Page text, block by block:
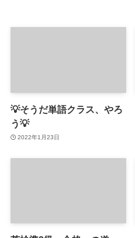
💡そうだ単語クラス、やろ
う💡
2022年1月23日